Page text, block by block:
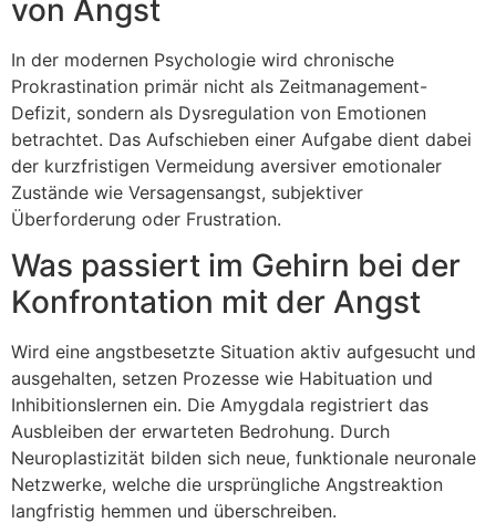
von Angst
In der modernen Psychologie wird chronische
Prokrastination primär nicht als Zeitmanagement-
Defizit, sondern als Dysregulation von Emotionen
betrachtet. Das Aufschieben einer Aufgabe dient dabei
der kurzfristigen Vermeidung aversiver emotionaler
Zustände wie Versagensangst, subjektiver
Überforderung oder Frustration.
Was passiert im Gehirn bei der
Konfrontation mit der Angst
Wird eine angstbesetzte Situation aktiv aufgesucht und
ausgehalten, setzen Prozesse wie Habituation und
Inhibitionslernen ein. Die Amygdala registriert das
Ausbleiben der erwarteten Bedrohung. Durch
Neuroplastizität bilden sich neue, funktionale neuronale
Netzwerke, welche die ursprüngliche Angstreaktion
langfristig hemmen und überschreiben.